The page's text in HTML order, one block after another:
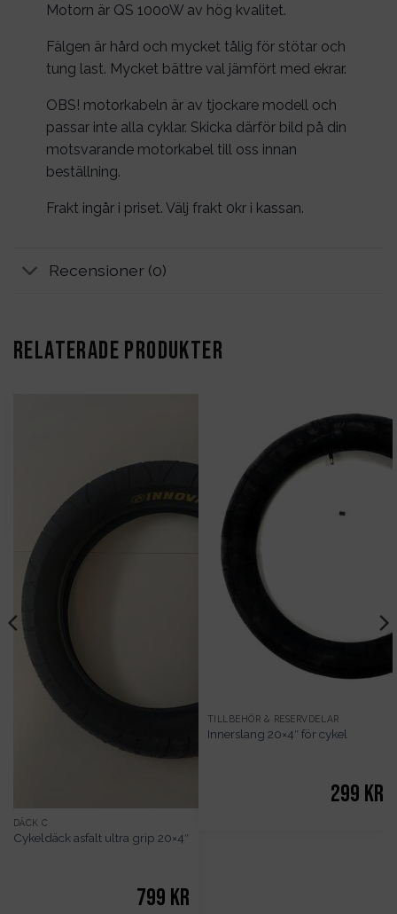
Motorn är QS 1000W av hög kvalitet.
Fälgen är hård och mycket tålig för stötar och
tung last. Mycket bättre val jämfört med ekrar.
OBS! motorkabeln är av tjockare modell och
passar inte alla cyklar. Skicka därför bild på din
motsvarande motorkabel till oss innan
beställning.
Frakt ingår i priset. Välj frakt 0kr i kassan.
Recensioner (0)
RELATERADE PRODUKTER
DÄCK C
Cykeldäck asfalt ultra grip 20×4″
799 kr
TILLBEHÖR & RESERVDELAR
Innerslang 20×4″ för cykel
299 kr